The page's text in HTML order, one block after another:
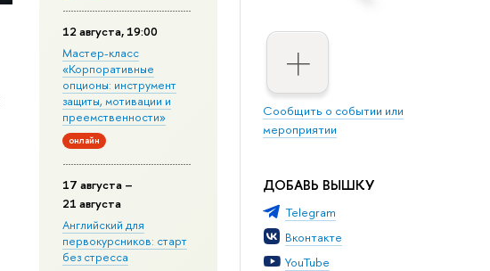
Сообщить о событии или
мероприятии
ДОБАВЬ ВЫШКУ
Telegram
Вконтакте
YouTube
12 августа, 19:00
Мастер-класс
«Корпоративные
опционы: инструмент
защиты, мотивации и
преемственности»
онлайн
17 августа –
21 августа
Английский для
первокурсников: старт
без стресса